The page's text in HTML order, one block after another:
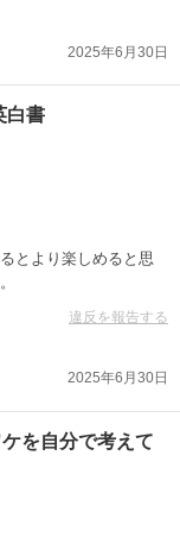
2025年6月30日
白書
とより楽しめると思
違反を報告する
2025年6月30日
を自分で考えて